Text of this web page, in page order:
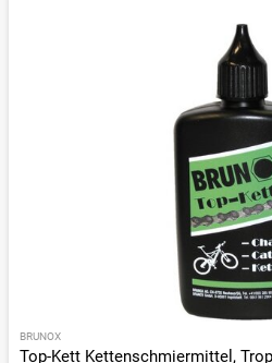
BRUNOX
Top-Kett Kettenschmiermittel,